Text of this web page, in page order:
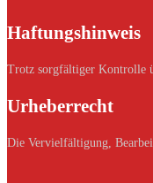
Haftungshinweis
Trotz sorgfältiger Kontrolle
Urheberrecht
Die Vervielfältigung,